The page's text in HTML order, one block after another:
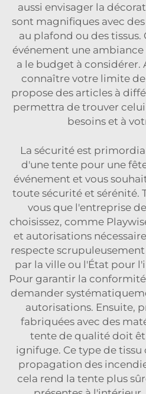
aussi envisager la
sont magnifiques avec
au plafond ou des tissus.
événement une
a le budget à considérer.
connaître votre limite de
propose des articles à
permettra de trouver
besoins et à
La sécurité est
d'une tente pour une
événement et vous
toute sécurité et sérénité.
vous que l'entreprise
choisissez, comme
et autorisations
respecte
par la ville ou l'État pour
Pour garantir la
demander
autorisations. Ensuite,
fabriquées avec des
tente de qualité doit
ignifuge. Ce type de
propagation des
cela rend la tente plus